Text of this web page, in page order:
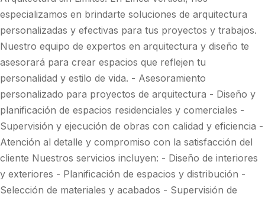
especializamos en brindarte soluciones de arquitectura
personalizadas y efectivas para tus proyectos y trabajos.
Nuestro equipo de expertos en arquitectura y diseño te
asesorará para crear espacios que reflejen tu
personalidad y estilo de vida. - Asesoramiento
personalizado para proyectos de arquitectura - Diseño y
planificación de espacios residenciales y comerciales -
Supervisión y ejecución de obras con calidad y eficiencia -
Atención al detalle y compromiso con la satisfacción del
cliente Nuestros servicios incluyen: - Diseño de interiores
y exteriores - Planificación de espacios y distribución -
Selección de materiales y acabados - Supervisión de